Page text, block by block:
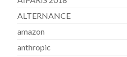
ALTERNANCE
amazon
anthropic